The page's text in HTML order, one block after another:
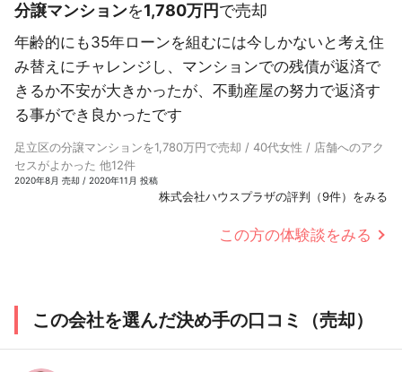
分譲マンションを1,780万円で売却
年齢的にも35年ローンを組むには今しかないと考え住
み替えにチャレンジし、マンションでの残債が返済で
きるか不安が大きかったが、不動産屋の努力で返済す
る事ができ良かったです
足立区の分譲マンションを1,780万円で売却 / 40代女性 / 店舗へのアク
セスがよかった 他12件
2020年8月 売却 / 2020年11月 投稿
株式会社ハウスプラザの評判（9件）をみる
この方の体験談をみる
この会社を選んだ決め手の口コミ（売却）